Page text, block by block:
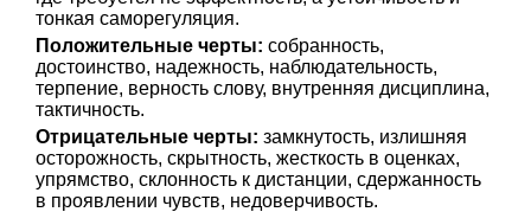
тонкая саморегуляция.
Положительные черты: собранность,
достоинство, надежность, наблюдательность,
терпение, верность слову, внутренняя дисциплина,
тактичность.
Отрицательные черты: замкнутость, излишняя
осторожность, скрытность, жесткость в оценках,
упрямство, склонность к дистанции, сдержанность
в проявлении чувств, недоверчивость.